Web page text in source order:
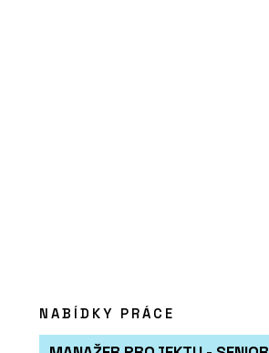
NABÍDKY PRÁCE